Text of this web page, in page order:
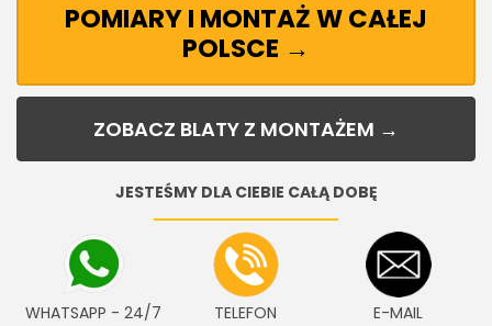
POMIARY I MONTAŻ W CAŁEJ
POLSCE →
ZOBACZ BLATY Z MONTAŻEM →
JESTEŚMY DLA CIEBIE CAŁĄ DOBĘ
WHATSAPP - 24/7 TELEFON E-MAIL